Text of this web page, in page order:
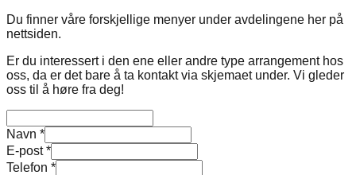
Du finner våre forskjellige menyer under avdelingene her på
nettsiden.
Er du interessert i den ene eller andre type arrangement hos
oss, da er det bare å ta kontakt via skjemaet under. Vi gleder
oss til å høre fra deg!
Navn *
E-post*
Telefon *